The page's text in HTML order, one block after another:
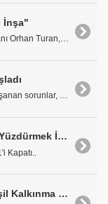
İnşa"
ODE Yalıtım Yönetim Kurulu Başkanı Orhan Turan, 29..
Son dönemde kağıt tedarikinde yaşanan sorunlar, ka..
Kaptanlar Fırtınada Gemiyi Yüzdürmek İçin Ne Yapmalı?
Kapatı..
Paris İklim Anlaşması ve Yeşil Kalkınma Devrimi...